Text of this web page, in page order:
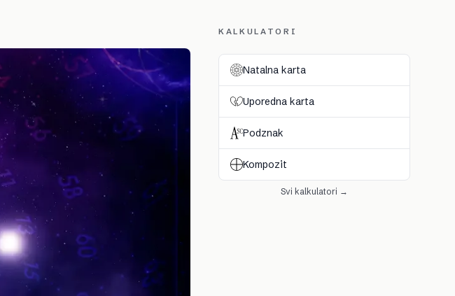
KALKULATORI
Natalna karta
Uporedna karta
Podznak
Kompozit
Svi kalkulatori →